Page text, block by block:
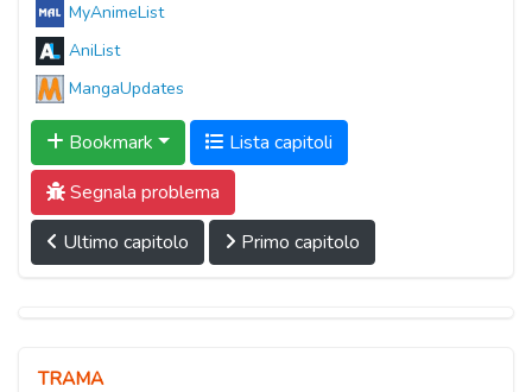
MyAnimeList
AniList
MangaUpdates
Bookmark
Lista capitoli
Segnala problema
Ultimo capitolo
Primo capitolo
TRAMA